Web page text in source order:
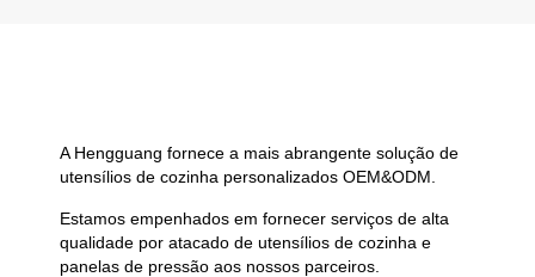
A Hengguang fornece a mais abrangente solução de
utensílios de cozinha personalizados OEM&ODM.
Estamos empenhados em fornecer serviços de alta
qualidade por atacado de utensílios de cozinha e
panelas de pressão aos nossos parceiros.